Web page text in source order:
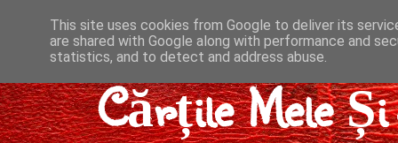
Cărțile Mele
This site uses cookies from Google to deliver its
are shared with Google along with performance and
statistics, and to detect and address abuse.